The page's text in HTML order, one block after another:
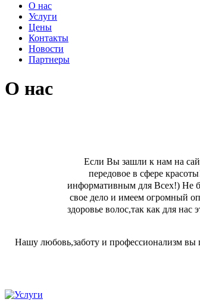
О нас
Услуги
Цены
Контакты
Новости
Партнеры
О нас
Если Вы зашли к нам на
передовое в сфере
информативным для Всех!) Не
свое дело и имеем огромный
здоровье волос,так как для
Нашу любовь,заботу и профессионализм вы